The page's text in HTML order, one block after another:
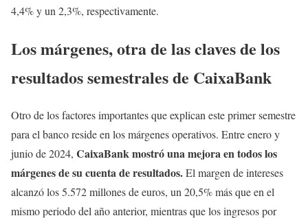
4,4% y un 2,3%, respectivamente.
Los márgenes, otra de las claves de los
resultados semestrales de CaixaBank
Otro de los factores importantes que explican este primer semestre
para el banco reside en los márgenes operativos. Entre enero y
junio de 2024, CaixaBank mostró una mejora en todos los
márgenes de su cuenta de resultados.El margen de intereses
alcanzó los 5.572 millones de euros, un 20,5% más que en el
mismo periodo del año anterior, mientras que los ingresos por